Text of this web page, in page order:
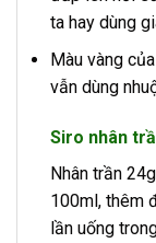
ta hay dùng
Màu vàng
vẫn dùng
Siro nhân
Nhân trần
100ml, thêm
lần uống